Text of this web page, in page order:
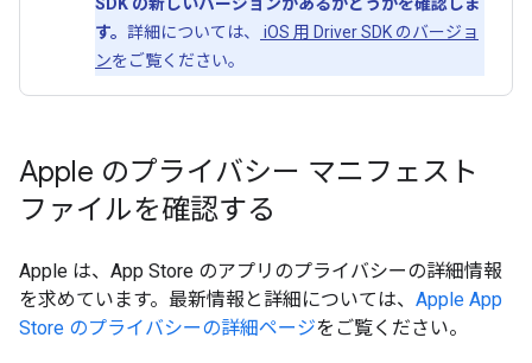
す。 詳細については、
iOS 用 Driver SDK のバージョ
ンをご覧ください。
Apple のプライバシー マニフェスト
ファイルを確認する
Apple は、App Store のアプリのプライバシーの詳細情報
を求めています。最新情報と詳細については、 Apple App
Store のプライバシーの詳細ページをご覧ください。